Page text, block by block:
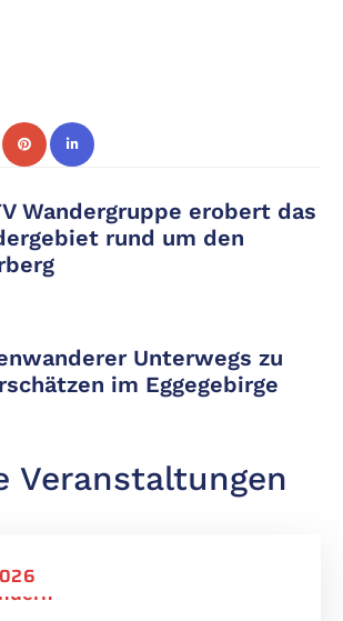
Wandergruppe erobert das
rund um den
Unterwegs zu
im Eggegebirge
Veranstaltungen